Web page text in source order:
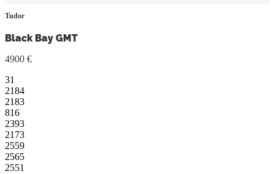
Tudor
Black Bay GMT
4900 €
31
2184
2183
816
2393
2173
2559
2565
2551